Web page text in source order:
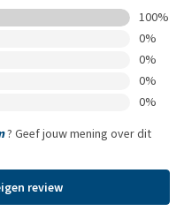
100%
0%
0%
0%
0%
? Geef jouw mening over dit
review